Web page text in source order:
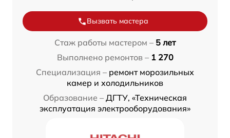
Вызвать мастера
Стаж работы мастером – 5 лет
Выполнено ремонтов – 1 270
Специализация – ремонт морозильных
камер и холодильников
Образование – ДГТУ, «Техническая
эксплуатация электрооборудования»